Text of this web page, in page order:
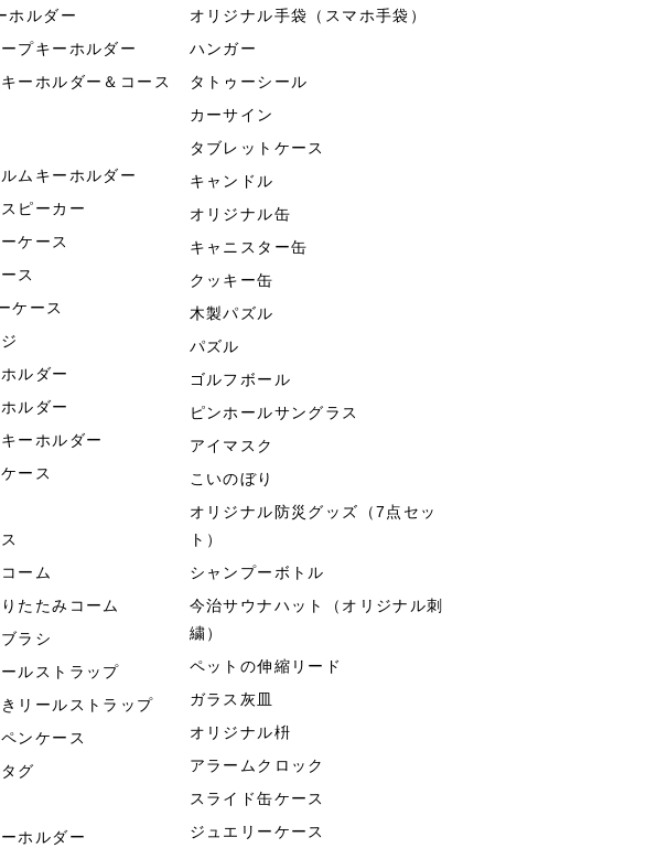
ホルダー
プキーホルダー
ーホルダー＆コース
ムキーホルダー
ピーカー
ケース
ス
ケース
ルダー
ルダー
ーホルダー
ース
ーム
たたみコーム
ラシ
ルストラップ
リールストラップ
ンケース
グ
ホルダー
オリジナル手袋（スマホ手袋）
ハンガー
タトゥーシール
カーサイン
タブレットケース
キャンドル
オリジナル缶
キャニスター缶
クッキー缶
木製パズル
パズル
ゴルフボール
ピンホールサングラス
アイマスク
こいのぼり
オリジナル防災グッズ（7点セッ
ト）
シャンプーボトル
今治サウナハット（オリジナル刺
繍）
ペットの伸縮リード
ガラス灰皿
オリジナル枡
アラームクロック
スライド缶ケース
ジュエリーケース